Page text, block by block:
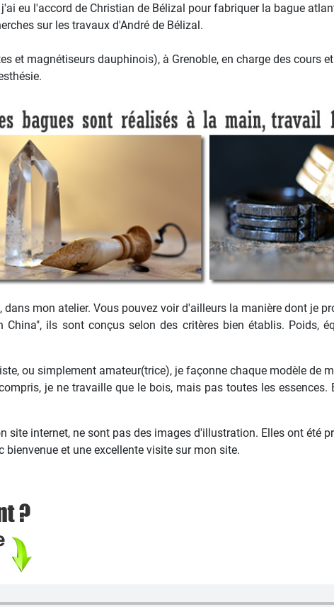
eu l'accord de Christian de Bélizal pour fabriquer la bague
sur les travaux d'André de Bélizal.
et magnétiseurs dauphinois), à Grenoble, en charge des cours
mon atelier. Vous pouvez voir d'ailleurs la manière dont je
ils sont conçus selon des critères bien établis. Poids,
ou simplement amateur(trice), je façonne chaque modèle de
je ne travaille que le bois, mais pas toutes les
site internet, ne sont pas des images d'illustration. Elles ont été
et une excellente visite sur mon site.